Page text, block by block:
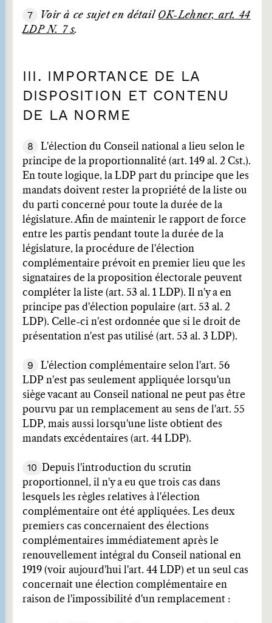
7 Voir à ce sujet en détail OK-Lehner, art. 44
LDP N. 7 s.
III. IMPORTANCE DE LA
DISPOSITION ET CONTENU
DE LA NORME
8
L'élection du Conseil national a lieu selon le
principe de la proportionnalité (art. 149 al. 2 Cst.).
En toute logique, la LDP part du principe que les
mandats doivent rester la propriété de la liste ou
du parti concerné pour toute la durée de la
législature. Afin de maintenir le rapport de force
entre les partis pendant toute la durée de la
législature, la procédure de l'élection
complémentaire prévoit en premier lieu que les
signataires de la proposition électorale peuvent
compléter la liste (art. 53 al. 1 LDP). Il n'y a en
principe pas d'élection populaire (art. 53 al. 2
LDP). Celle-ci n'est ordonnée que si le droit de
présentation n'est pas utilisé (art. 53 al. 3 LDP).
9
L'élection complémentaire selon l'art. 56
LDP n'est pas seulement appliquée lorsqu'un
siège vacant au Conseil national ne peut pas être
pourvu par un remplacement au sens de l'art. 55
LDP, mais aussi lorsqu'une liste obtient des
mandats excédentaires (art. 44 LDP).
10
Depuis l'introduction du scrutin
proportionnel, il n'y a eu que trois cas dans
lesquels les règles relatives à l'élection
complémentaire ont été appliquées. Les deux
premiers cas concernaient des élections
complémentaires immédiatement après le
renouvellement intégral du Conseil national en
1919 (voir aujourd'hui l'art. 44 LDP) et un seul cas
concernait une élection complémentaire en
raison de l'impossibilité d'un remplacement :